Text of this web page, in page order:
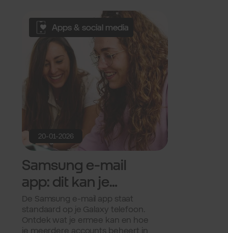
Apps & social media
20-01-2026
Samsung e-mail
app: dit kan je
ermee.
De Samsung e-mail app staat
standaard op je Galaxy telefoon.
Ontdek wat je ermee kan en hoe
je meerdere accounts beheert in